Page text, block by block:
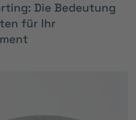
Die Bedeutung
für Ihr